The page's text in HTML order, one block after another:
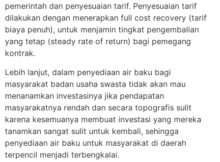
pemerintah dan penyesuaian tarif. Penyesuaian tarif
dilakukan dengan menerapkan full cost recovery (tarif
biaya penuh), untuk menjamin tingkat pengembalian
yang tetap (steady rate of return) bagi pemegang
kontrak.
Lebih lanjut, dalam penyediaan air baku bagi
masyarakat badan usaha swasta tidak akan mau
menanamkan investasinya jika pendapatan
masyarakatnya rendah dan secara topografis sulit
karena kesemuanya membuat investasi yang mereka
tanamkan sangat sulit untuk kembali, sehingga
penyediaan air baku untuk masyarakat di daerah
terpencil menjadi terbengkalai.